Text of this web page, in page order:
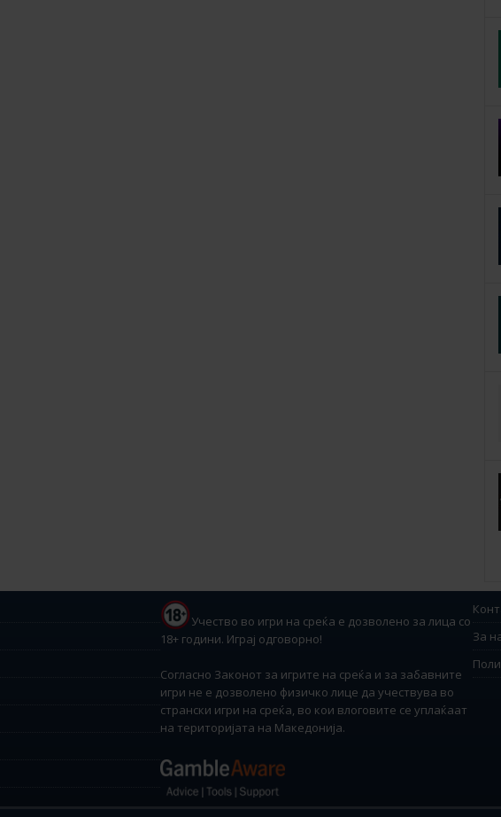
Учество во игри на среќа е дозволено за лица со
18+ години. Играј одговорно!
Согласно Законот за игрите на среќа и за забавните
игри не е дозволено физичко лице да учествува во
странски игри на среќа, во кои влоговите се уплаќаат
на територијата на Македонија.
За